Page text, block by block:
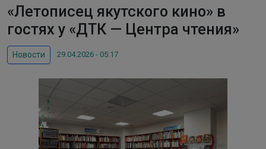
«Летописец якутского кино» в
гостях у «ДТК — Центра чтения»
Новости 29.04.2026 - 05:17